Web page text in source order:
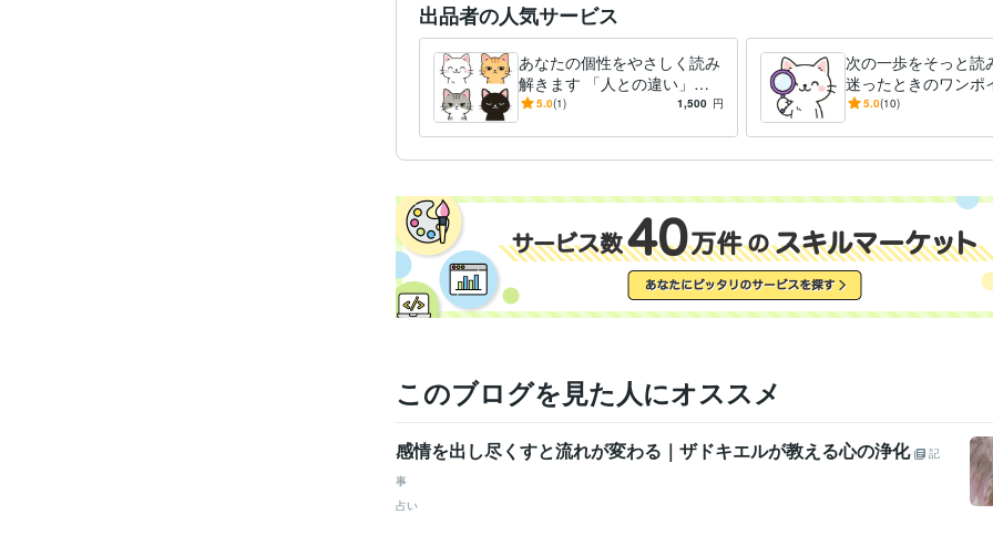
出品者の人気サービス
あなたの個性をやさしく読み
解きます 「人との違い」が
少し楽になる診断
5.0(1) 1,500 円
次の一歩をそっと読
迷ったときのワンポ
い☆約500文字
5.0(10)
このブログを見た人にオススメ
感情を出し尽くすと流れが変わる｜ザドキエルが教える心の浄化
記
事
占い